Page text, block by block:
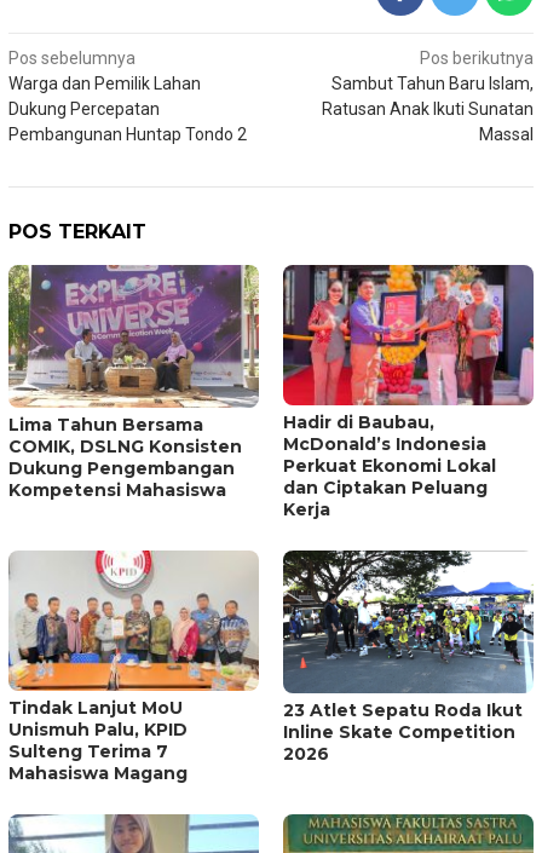
Navigasi
pos
Pos sebelumnya
Warga dan Pemilik Lahan
Dukung Percepatan
Pembangunan Huntap Tondo 2
Pos berikutnya
Sambut Tahun Baru Islam,
Ratusan Anak Ikuti Sunatan
Massal
POS TERKAIT
Lima Tahun Bersama
COMIK, DSLNG Konsisten
Dukung Pengembangan
Kompetensi Mahasiswa
Hadir di Baubau,
McDonald’s Indonesia
Perkuat Ekonomi Lokal
dan Ciptakan Peluang
Kerja
Tindak Lanjut MoU
Unismuh Palu, KPID
Sulteng Terima 7
Mahasiswa Magang
23 Atlet Sepatu Roda Ikut
Inline Skate Competition
2026